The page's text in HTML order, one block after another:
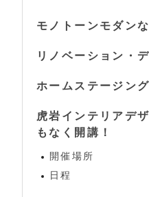
モノトーンモダン
リノベーション・
ホームステージング
虎岩インテリアデ
もなく開講！
開催場所
日程